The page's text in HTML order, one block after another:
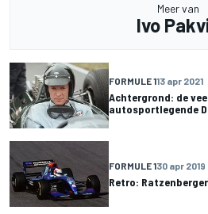
Meer van
Ivo
FORMULE 113 apr 2021
Achtergrond: de
autosportlegende
FORMULE 130 apr 2019
Retro: